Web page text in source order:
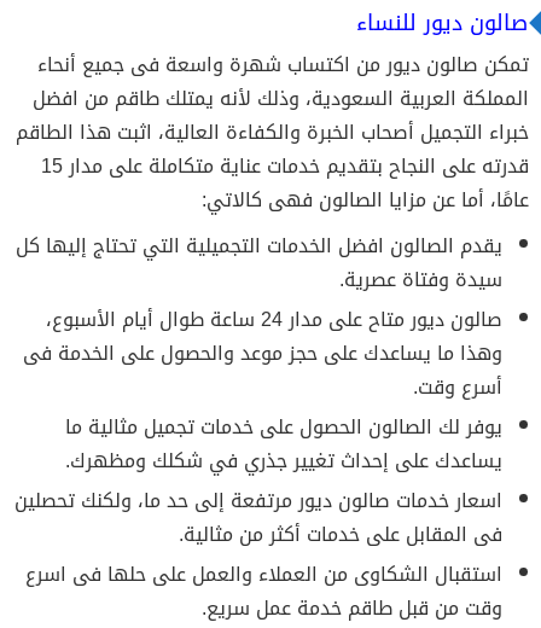
صالون ديور للنساء
تمكن صالون ديور من اكتساب شهرة واسعة فى جميع أنحاء
المملكة العربية السعودية، وذلك لأنه يمتلك طاقم من افضل
خبراء التجميل أصحاب الخبرة والكفاءة العالية، اثبت هذا الطاقم
قدرته على النجاح بتقديم خدمات عناية متكاملة على مدار 15
عامًا، أما عن مزايا الصالون فهى كالاتي:
يقدم الصالون افضل الخدمات التجميلية التي تحتاج إليها كل
سيدة وفتاة عصرية.
صالون ديور متاح على مدار 24 ساعة طوال أيام الأسبوع،
وهذا ما يساعدك على حجز موعد والحصول على الخدمة فى
أسرع وقت.
يوفر لك الصالون الحصول على خدمات تجميل مثالية ما
يساعدك على إحداث تغيير جذري في شكلك ومظهرك.
اسعار خدمات صالون ديور مرتفعة إلى حد ما، ولكنك تحصلين
فى المقابل على خدمات أكثر من مثالية.
استقبال الشكاوى من العملاء والعمل على حلها فى اسرع
وقت من قبل طاقم خدمة عمل سريع.